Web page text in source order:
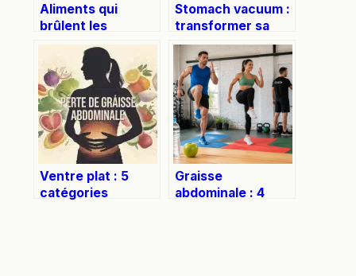
Aliments qui
brûlent les
graisses : liste
utile et vérités à
connaître
Stomach vacuum :
transformer sa
silhouette et
affiner sa taille
sans crunchs
Ventre plat : 5
catégories
Graisse
abdominale : 4